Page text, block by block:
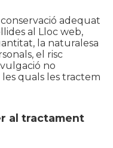
adequat
al Lloc web,
la naturalesa
el risc
no
quals les tractem
al tractament